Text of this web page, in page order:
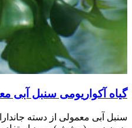
گیاه آکواریومی سنبل آبی
سنبل آبی معمولی از دسته